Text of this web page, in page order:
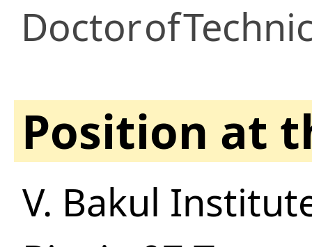
Doctorof
Position at
V. Bakul